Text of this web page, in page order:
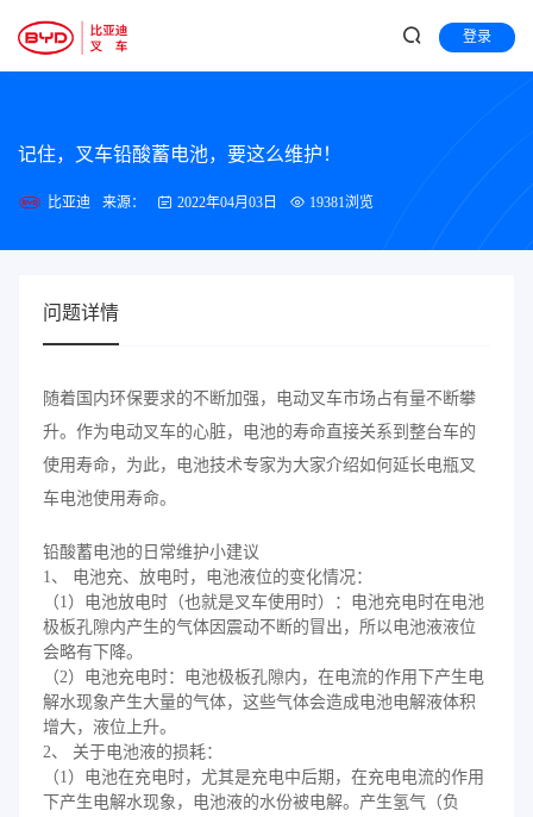
登录
记住，叉车铅酸蓄电池，要这么维护！
比亚迪 来源： 2022年04月03日 19381浏览
问题详情
随着国内环保要求的不断加强，电动叉车市场占有量不断攀
升。作为电动叉车的心脏，电池的寿命直接关系到整台车的
使用寿命，为此，电池技术专家为大家介绍如何延长电瓶叉
车电池使用寿命。
铅酸蓄电池的日常维护小建议
1、 电池充、放电时，电池液位的变化情况：
（1）电池放电时（也就是叉车使用时）：电池充电时在电池
极板孔隙内产生的气体因震动不断的冒出，所以电池液液位
会略有下降。
（2）电池充电时：电池极板孔隙内，在电流的作用下产生电
解水现象产生大量的气体，这些气体会造成电池电解液体积
增大，液位上升。
2、 关于电池液的损耗：
（1）电池在充电时，尤其是充电中后期，在充电电流的作用
下产生电解水现象，电池液的水份被电解。产生氢气（负